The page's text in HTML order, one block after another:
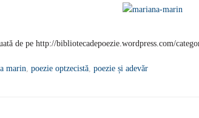
de pe http://bibliotecadepoezie.wordpress.com/
marin, poezie optzecistă, poezie și adevăr